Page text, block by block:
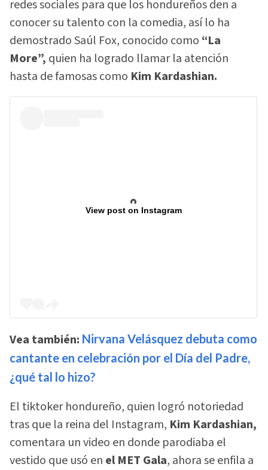
redes sociales para que los hondureños den a
conocer su talento con la comedia, así lo ha
demostrado Saúl Fox, conocido como “La
More”, quien ha logrado llamar la atención
hasta de famosas como Kim Kardashian.
View post on Instagram
Vea también: Nirvana Velásquez debuta como
cantante en celebración por el Día del Padre,
¿qué tal lo hizo?
El tiktoker hondureño, quien logró notoriedad
tras que la reina del Instagram, Kim Kardashian,
comentara un video en donde parodiaba el
vestido que usó en el MET Gala, ahora se enfila a